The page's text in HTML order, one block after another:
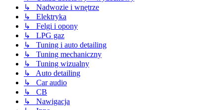
↳ Nadwozie i wnętrze
↳ Elektryka
↳ Felgi i opony
↳ LPG gaz
↳ Tuning i auto detailing
↳ Tuning mechaniczny
↳ Tuning wizualny
↳ Auto detailing
↳ Car audio
↳ CB
↳ Nawigacja